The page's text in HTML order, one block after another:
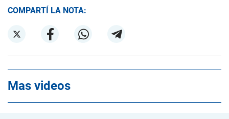
COMPARTÍ LA NOTA:
Mas videos